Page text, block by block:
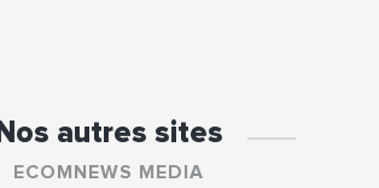
Nos autres sites
ECOMNEWS MEDIA